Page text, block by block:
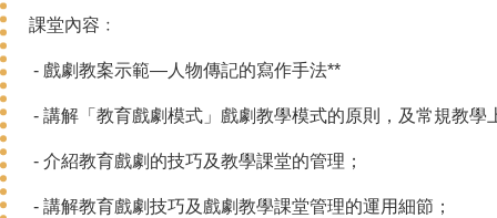
課堂內容﹕
- 戲劇教案示範—人物傳記的寫作手法**
- 講解「教育戲劇模式」戲劇教學模式的原則，及常規教學
- 介紹教育戲劇的技巧及教學課堂的管理；
- 講解教育戲劇技巧及戲劇教學課堂管理的運用細節；